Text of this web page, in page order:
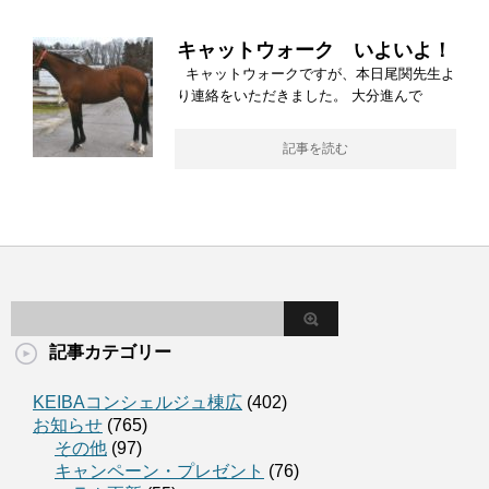
キャットウォーク いよいよ！
キャットウォークですが、本日尾関先生よ
り連絡をいただきました。 大分進んで
記事を読む
記事カテゴリー
KEIBAコンシェルジュ棟広 (402)
お知らせ (765)
その他 (97)
キャンペーン・プレゼント (76)